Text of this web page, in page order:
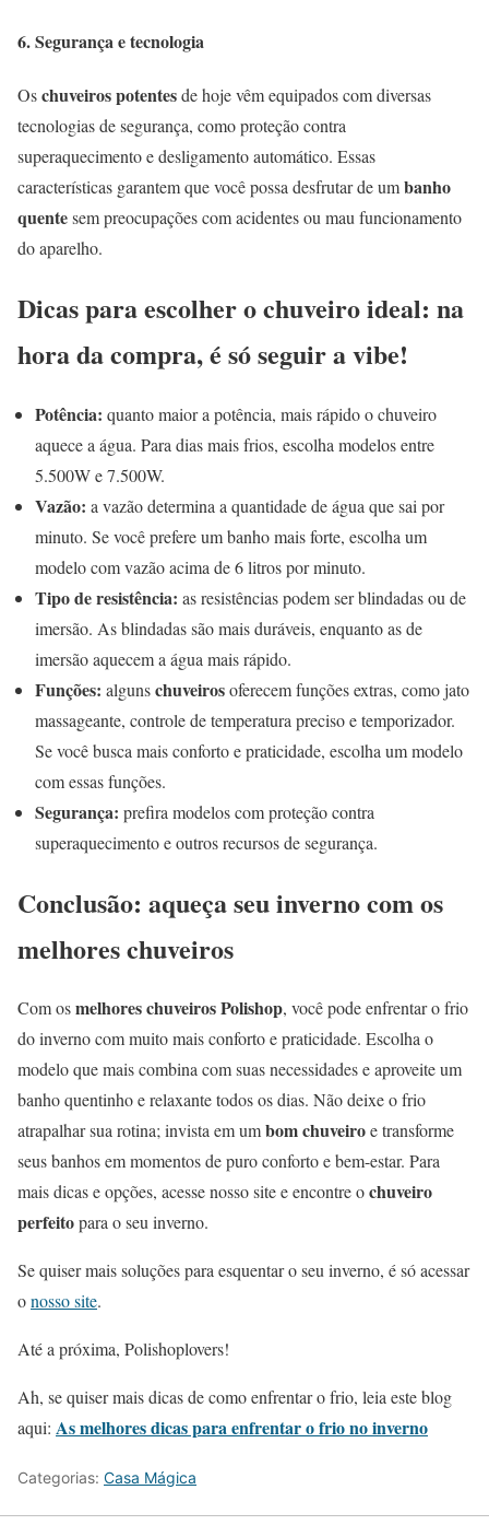
6. Segurança e tecnologia
Oschuveiros potentesde hoje vêm equipados com diversas
tecnologias de segurança, como proteção contra
superaquecimento e desligamento automático. Essas
características garantem que você possa desfrutar de umbanho
quentesem preocupações com acidentes ou mau funcionamento
do aparelho.
Dicas para escolher o chuveiro ideal: na
hora da compra, é só seguir a vibe!
Potência: quanto maior a potência, mais rápido o chuveiro
aquece a água. Para dias mais frios, escolha modelos entre
5.500W e 7.500W.
Vazão: a vazão determina a quantidade de água que sai por
minuto. Se você prefere um banho mais forte, escolha um
modelo com vazão acima de 6 litros por minuto.
Tipo de resistência: as resistências podem ser blindadas ou de
imersão. As blindadas são mais duráveis, enquanto as de
imersão aquecem a água mais rápido.
Funções: algunschuveirosoferecem funções extras, como jato
massageante, controle de temperatura preciso e temporizador.
Se você busca mais conforto e praticidade, escolha um modelo
com essas funções.
Segurança: prefira modelos com proteção contra
superaquecimento e outros recursos de segurança.
Conclusão: aqueça seu inverno com os
melhores chuveiros
Com osmelhores chuveiros Polishop, você pode enfrentar o frio
do inverno com muito mais conforto e praticidade. Escolha o
modelo que mais combina com suas necessidades e aproveite um
banho quentinho e relaxante todos os dias. Não deixe o frio
atrapalhar sua rotina; invista em umbom chuveiroe transforme
seus banhos em momentos de puro conforto e bem-estar. Para
mais dicas e opções, acesse nosso site e encontre ochuveiro
perfeitopara o seu inverno.
Se quiser mais soluções para esquentar o seu inverno, é só acessar
onosso site.
Até a próxima, Polishoplovers!
Ah, se quiser mais dicas de como enfrentar o frio, leia este blog
aqui: As melhores dicas para enfrentar o frio no inverno
Categorias: Casa Mágica